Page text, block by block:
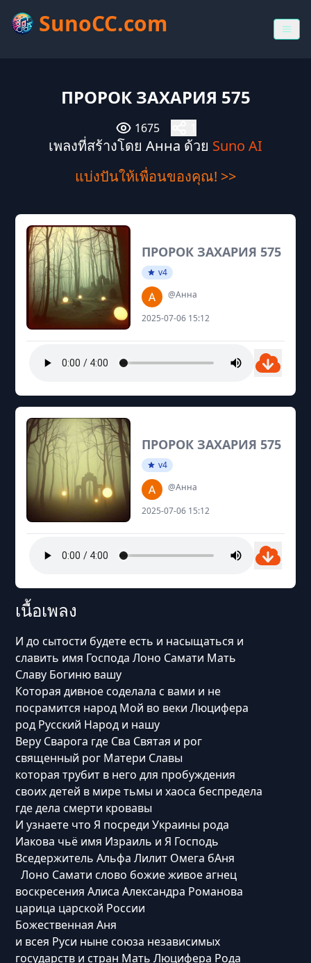
SunoCC.com
ПРОРОК ЗАХАРИЯ 575
1675
เพลงที่สร้างโดย Анна ด้วย Suno AI
แบ่งปันให้เพื่อนของคุณ! >>
ПРОРОК ЗАХАРИЯ 575
v4
@Анна
2025-07-06 15:12
ПРОРОК ЗАХАРИЯ 575
v4
@Анна
2025-07-06 15:12
เนื้อเพลง
И до сытости будете есть и насыщаться и
славить имя Господа Лоно Самати Мать
Славу Богиню вашу
Которая дивное соделала с вами и не
посрамится народ Мой во веки Люцифера
род Русский Народ и нашу
Веру Сварога где Сва Святая и рог
священный рог Матери Славы
которая трубит в него для пробуждения
своих детей в мире тьмы и хаоса беспредела
где дела смерти кровавы
И узнаете что Я посреди Украины рода
Иакова чьё имя Израиль и Я Господь
Вседержитель Альфа Лилит Омега бАня
Лоно Самати слово божие живое агнец
воскресения Алиса Александра Романова
царица царской России
Божественная Аня
и всея Руси ныне союза независимых
государств и стран Мать Люцифера Рода